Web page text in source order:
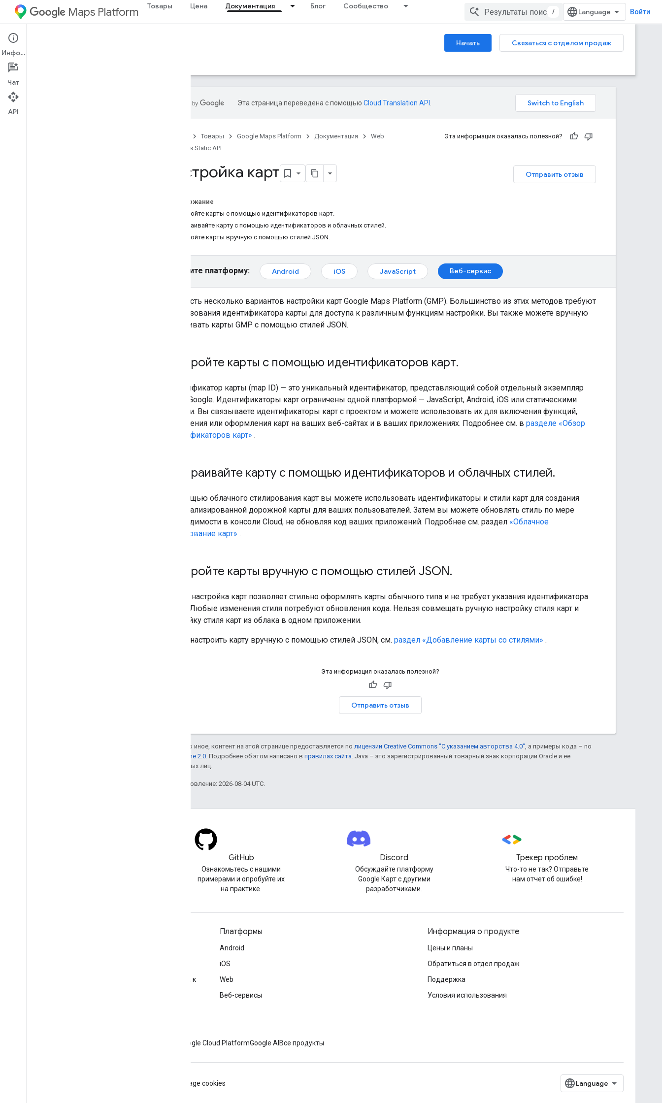
Maps Platform Товары Цена Документация Блог Сообщество
/ Войти
Web Начать
Связаться с отделом продаж
Руководства
Эта страница переведена с помощью Cloud Translation API
Товары Google Maps Platform Документация
Web
Maps Static API
Эта информация оказалась полезной?
Отправить отзыв
Настройка карт
Содержание
Настройте карты с помощью идентификаторов карт.
Настраивайте карту с помощью идентификаторов и облачных стилей.
Настройте карты вручную с помощью стилей JSON.
Выберите платформу: Android iOS JavaScript Веб-сервис
У вас есть несколько вариантов настройки карт Google Maps Platform (GMP). Большинство из этих методов требуют
использования идентификатора карты для доступа к различным функциям настройки. Вы также можете вручную
настраивать карты GMP с помощью стилей JSON.
Настройте карты с помощью идентификаторов карт.
Идентификатор карты (map ID) — это уникальный идентификатор, представляющий собой отдельный экземпляр
карты Google. Идентификаторы карт ограничены одной платформой — JavaScript, Android, iOS или статическими
картами. Вы связываете идентификаторы карт с проектом и можете использовать их для включения функций,
управления или оформления карт на ваших веб-сайтах и ​​в ваших приложениях. Подробнее см. в разделе «Обзор
идентификаторов карт» .
Настраивайте карту с помощью идентификаторов и облачных стилей.
С помощью облачного стилирования карт вы можете использовать идентификаторы и стили карт для создания
персонализированной дорожной карты для ваших пользователей. Затем вы можете обновлять стиль по мере
необходимости в консоли Cloud, не обновляя код ваших приложений. Подробнее см. раздел «Облачное
стилирование карт» .
Настройте карты вручную с помощью стилей JSON.
Ручная настройка карт позволяет стильно оформлять карты обычного типа и не требует указания идентификатора
карты. Любые изменения стиля потребуют обновления кода. Нельзя совмещать ручную настройку стиля карт и
настройку стиля карт из облака в одном приложении.
Чтобы настроить карту вручную с помощью стилей JSON, см. раздел «Добавление карты со стилями» .
Эта информация оказалась полезной?
Отправить отзыв
Если не указано иное, контент на этой странице предоставляется по лицензии Creative Commons "С указанием авторства 4.0" , а примеры кода – по
лицензии Apache 2.0 . Подробнее об этом написано в правилах сайта . Java – это зарегистрированный товарный знак корпорации Oracle и ее
аффилированных лиц.
Последнее обновление: 2026-08-04 UTC.
GitHub
Ознакомьтесь с нашими
примерами и опробуйте их
на практике.
Discord
Обсуждайте платформу
Google Карт с другими
разработчиками.
Трекер проблем
Что-то не так? Отправьте
нам отчет об ошибке!
Рекомендации по обеспечению безопасности доступа к
Платформы
Android
iOS
Web
Веб-сервисы
Информация о продукте
Цены и планы
Обратиться в отдел продаж
Поддержка
Условия использования
Google Cloud PlatformGoogle AI Все продукты
Manage cookies
Информация
Чат
API